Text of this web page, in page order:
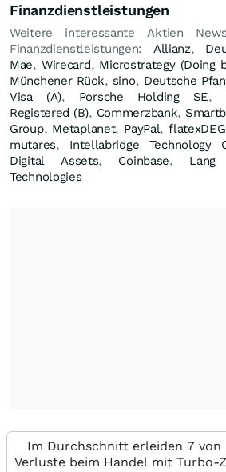
Finanzdienstleistungen
Weitere interessante Aktien
Finanzdienstleistungen: Allianz,
Mae, Wirecard, Microstrategy (Doing
Münchener Rück, sino, Deutsche
Visa (A), Porsche Holding SE,
Registered (B), Commerzbank,
Group, Metaplanet, PayPal,
mutares, Intellabridge Technology
Digital Assets, Coinbase,
Technologies
Im Durchschnitt erleiden 7 von
Verluste beim Handel mit